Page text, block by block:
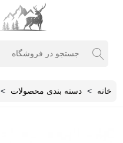
خانه > دسته بندی محصولات >